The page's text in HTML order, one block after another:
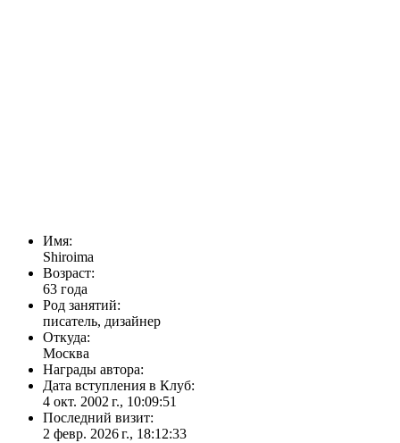
Имя:
Shiroima
Возраст:
63 года
Род занятий:
писатель, дизайнер
Откуда:
Москва
Награды автора:
Дата вступления в Клуб:
4 окт. 2002 г., 10:09:51
Последний визит:
2 февр. 2026 г., 18:12:33